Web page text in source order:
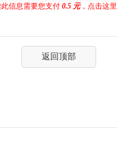
信息需要您支付 0.5 元，点击这
返回顶部